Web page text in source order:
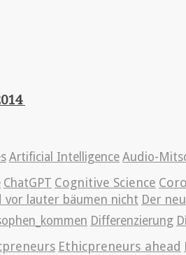
Artificial Intelligence Audio-
ChatGPT Cognitive Science
vor lauter bäumen nicht Der
Differenzierung
Ethicpreneurs ahead